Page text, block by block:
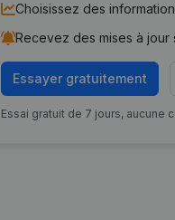
Choisissez des
Recevez des mises à
Essayer gratuitement
Essai gratuit de 7 jours, aucune